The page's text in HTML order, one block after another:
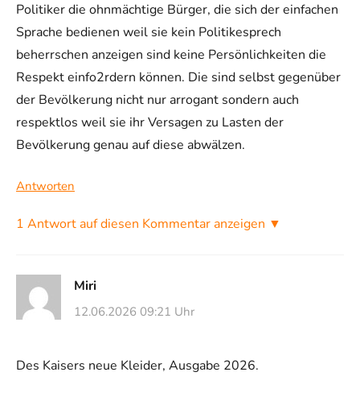
Politiker die ohnmächtige Bürger, die sich der einfachen
Sprache bedienen weil sie kein Politikesprech
beherrschen anzeigen sind keine Persönlichkeiten die
Respekt einfo2rdern können. Die sind selbst gegenüber
der Bevölkerung nicht nur arrogant sondern auch
respektlos weil sie ihr Versagen zu Lasten der
Bevölkerung genau auf diese abwälzen.
Antworten
1 Antwort auf diesen Kommentar anzeigen ▼
Miri
12.06.2026 09:21 Uhr
Des Kaisers neue Kleider, Ausgabe 2026.